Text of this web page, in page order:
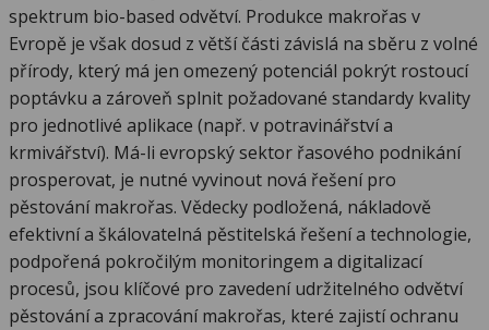
spektrum bio-based odvětví. Produkce makrořas v
Evropě je však dosud z větší části závislá na sběru z volné
přírody, který má jen omezený potenciál pokrýt rostoucí
poptávku a zároveň splnit požadované standardy kvality
pro jednotlivé aplikace (např. v potravinářství a
krmivářství). Má-li evropský sektor řasového podnikání
prosperovat, je nutné vyvinout nová řešení pro
pěstování makrořas. Vědecky podložená, nákladově
efektivní a škálovatelná pěstitelská řešení a technologie,
podpořená pokročilým monitoringem a digitalizací
procesů, jsou klíčové pro zavedení udržitelného odvětví
pěstování a zpracování makrořas, které zajistí ochranu